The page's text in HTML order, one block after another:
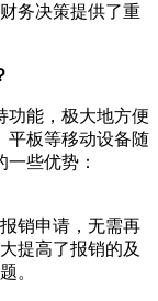
务决策提供了重
功能，极大地方便
平板等移动设备随
些优势：
销申请，无需再
提高了报销的及
。